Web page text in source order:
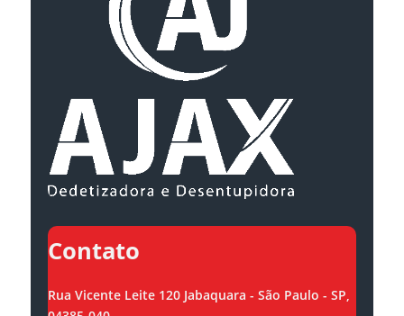
Contato
Rua Vicente Leite 120 Jabaquara - São Paulo - SP,